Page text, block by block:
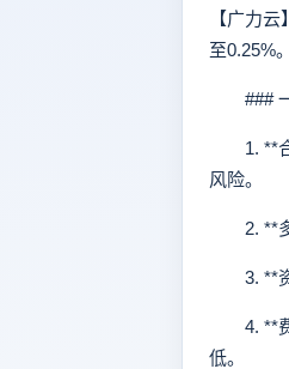
【广力
至0.25%。
### 一
1. **合
风险。
2. **多
3. **资
4. **费
低。